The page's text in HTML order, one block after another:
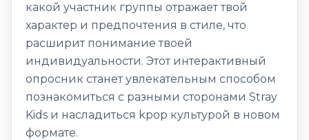
какой участник группы отражает твой
характер и предпочтения в стиле, что
расширит понимание твоей
индивидуальности. Этот интерактивный
опросник станет увлекательным способом
познакомиться с разными сторонами Stray
Kids и насладиться kpop культурой в новом
формате.